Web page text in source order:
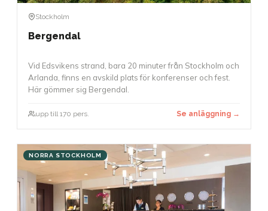
Stockholm
Bergendal
Vid Edsvikens strand, bara 20 minuter från Stockholm och
Arlanda, finns en avskild plats för konferenser och fest.
Här gömmer sig Bergendal.
upp till 170 pers. Se anläggning →
NORRA STOCKHOLM